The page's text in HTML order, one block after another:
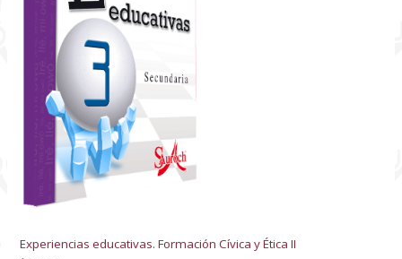
Experiencias educativas. Formación Cívica y Ética II